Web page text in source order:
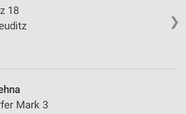
❯
18
Mark 3
von Inhalten
aus verschiedenen